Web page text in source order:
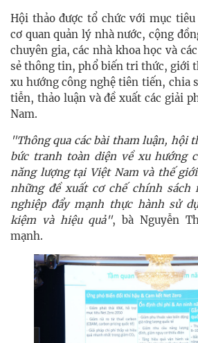
Hội thảo được tổ chức với mục tiêu
cơ quan quản lý nhà nước, cộng
chuyên gia, các nhà khoa học và
sẻ thông tin, phổ biến tri thức, giới
xu hướng công nghệ tiên tiến, chia
tiễn, thảo luận và đề xuất các giải
Nam.
"Thông qua các bài tham luận, hội
bức tranh toàn diện về xu hướng
năng lượng tại Việt Nam và thế
những đề xuất cơ chế chính sách
nghiệp đẩy mạnh thực hành sử
kiệm và hiệu quả", bà Nguyễn
mạnh.